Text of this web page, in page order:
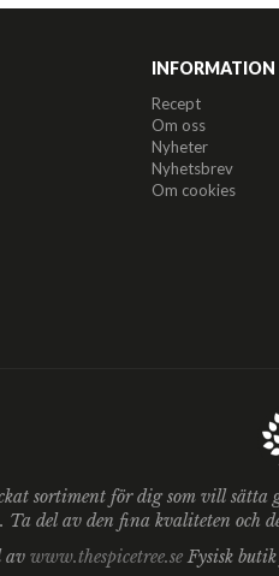
INFORMATION
Recept
Om oss
Nyheter
Nyhetsbrev
Om cookies
sortiment för dig som vill
Ta del av den fina kvaliteten och
av www.thespicetree.seFysisk